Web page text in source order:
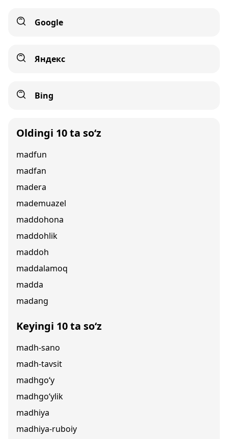
Google
Яндекс
Bing
Oldingi 10 ta so‘z
madfun
madfan
madera
mademuazel
maddohona
maddohlik
maddoh
maddalamoq
madda
madang
Keyingi 10 ta so‘z
madh-sano
madh-tavsit
madhgo‘y
madhgo‘ylik
madhiya
madhiya-ruboiy